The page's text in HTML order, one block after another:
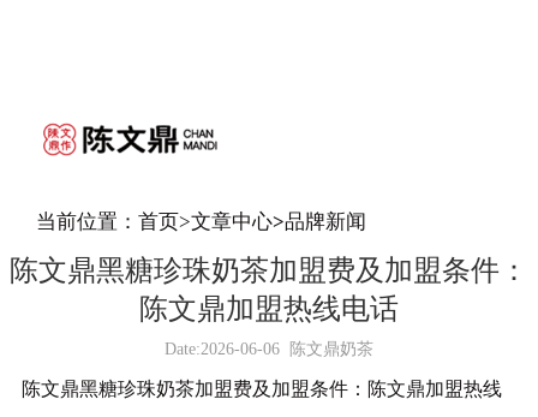
当前位置： 首页>文章中心>品牌新闻
陈文鼎黑糖珍珠奶茶加盟费及加盟条件：
陈文鼎加盟热线电话
Date:2026-06-06 陈文鼎奶茶
陈文鼎黑糖珍珠奶茶加盟费及加盟条件：陈文鼎加盟热线